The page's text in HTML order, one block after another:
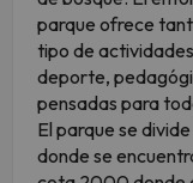
parque ofrece
tipo de
deporte,
pensadas para
El parque se
donde se